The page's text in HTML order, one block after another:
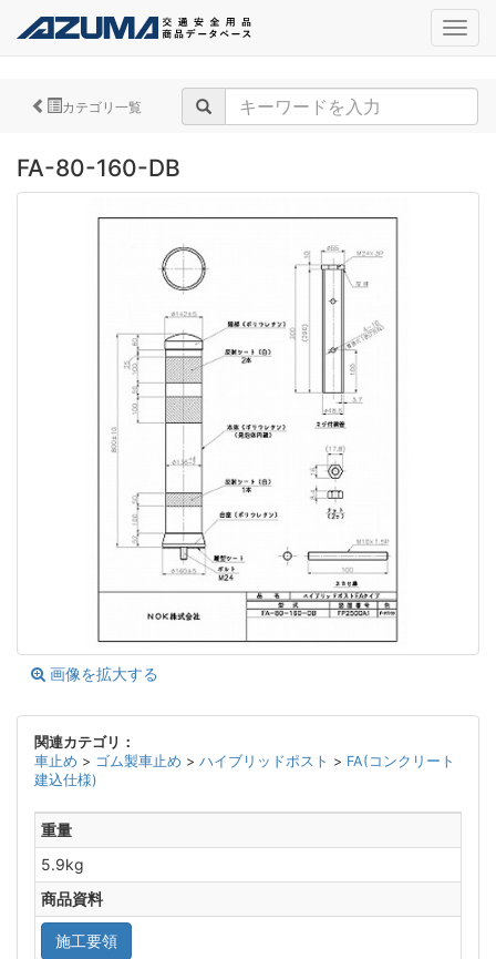
カテゴリ一覧
FA-80-160-DB
画像を拡大する
関連カテゴリ：
車止め > ゴム製車止め > ハイブリッドポスト > FA(コンクリート
建込仕様)
重量
5.9kg
商品資料
施工要領